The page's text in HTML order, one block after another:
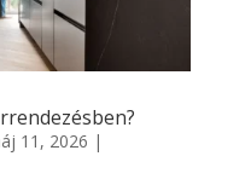
11, 2026 |